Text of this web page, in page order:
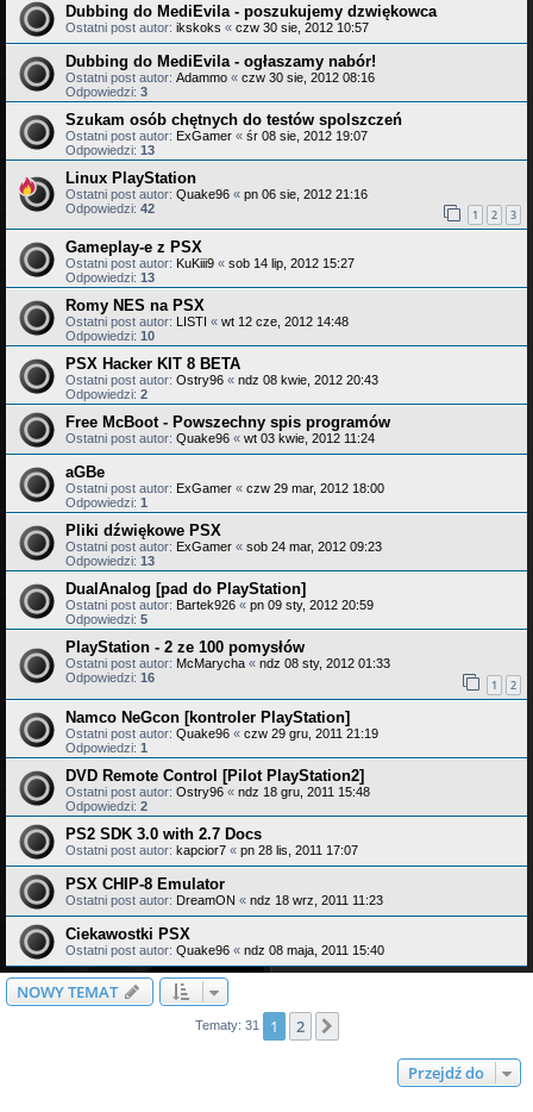
Dubbing do MediEvila - poszukujemy dzwiękowca
Ostatni post autor: ikskoks « czw 30 sie, 2012 10:57
Dubbing do MediEvila - ogłaszamy nabór!
Ostatni post autor: Adammo « czw 30 sie, 2012 08:16
Odpowiedzi: 3
Szukam osób chętnych do testów spolszczeń
Ostatni post autor: ExGamer « śr 08 sie, 2012 19:07
Odpowiedzi: 13
Linux PlayStation
Ostatni post autor: Quake96 « pn 06 sie, 2012 21:16
Odpowiedzi: 42 1 2 3
Gameplay-e z PSX
Ostatni post autor: KuKiii9 « sob 14 lip, 2012 15:27
Odpowiedzi: 13
Romy NES na PSX
Ostatni post autor: LISTI « wt 12 cze, 2012 14:48
Odpowiedzi: 10
PSX Hacker KIT 8 BETA
Ostatni post autor: Ostry96 « ndz 08 kwie, 2012 20:43
Odpowiedzi: 2
Free McBoot - Powszechny spis programów
Ostatni post autor: Quake96 « wt 03 kwie, 2012 11:24
aGBe
Ostatni post autor: ExGamer « czw 29 mar, 2012 18:00
Odpowiedzi: 1
Pliki dźwiękowe PSX
Ostatni post autor: ExGamer « sob 24 mar, 2012 09:23
Odpowiedzi: 13
DualAnalog [pad do PlayStation]
Ostatni post autor: Bartek926 « pn 09 sty, 2012 20:59
Odpowiedzi: 5
PlayStation - 2 ze 100 pomysłów
Ostatni post autor: McMarycha « ndz 08 sty, 2012 01:33
Odpowiedzi: 16 1 2
Namco NeGcon [kontroler PlayStation]
Ostatni post autor: Quake96 « czw 29 gru, 2011 21:19
Odpowiedzi: 1
DVD Remote Control [Pilot PlayStation2]
Ostatni post autor: Ostry96 « ndz 18 gru, 2011 15:48
Odpowiedzi: 2
PS2 SDK 3.0 with 2.7 Docs
Ostatni post autor: kapcior7 « pn 28 lis, 2011 17:07
PSX CHIP-8 Emulator
Ostatni post autor: DreamON « ndz 18 wrz, 2011 11:23
Ciekawostki PSX
Ostatni post autor: Quake96 « ndz 08 maja, 2011 15:40
NOWY TEMAT
Tematy: 31 1 2
Przejdź do